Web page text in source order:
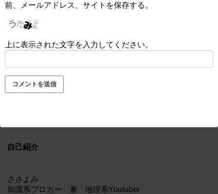
前、メールアドレス、サイトを保存する。
上に表示された文字を入力してください。
自己紹介
ささよみ
知識系ブロガー 兼 地理系Youtuber